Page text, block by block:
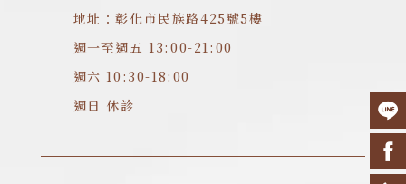
地址：彰化市民族路425號5樓
週一至週五 13:00-21:00
週六 10:30-18:00
週日 休診